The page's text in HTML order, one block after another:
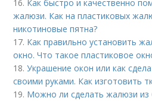
16. Как быстро и качественно
жалюзи. Как на пластиковых
никотиновые пятна?
17. Как правильно установить
окно. Что такое пластиковое
18.Украшение окон или как
своими руками. Как изготовить
19. Можно ли сделать жалюзи